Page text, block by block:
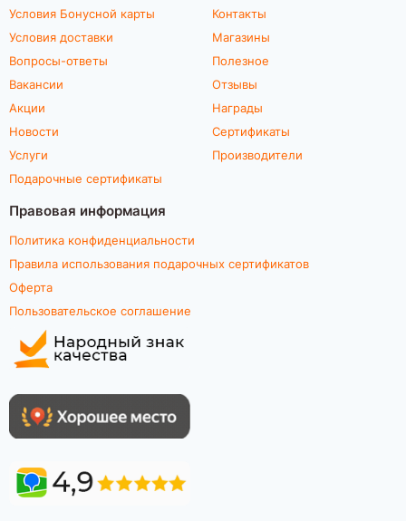
Условия Бонусной карты
Условия доставки
Вопросы-ответы
Вакансии
Акции
Новости
Услуги
Подарочные сертификаты
Контакты
Магазины
Полезное
Отзывы
Награды
Сертификаты
Производители
Правовая информация
Политика конфиденциальности
Правила использования подарочных сертификатов
Оферта
Пользовательское соглашение